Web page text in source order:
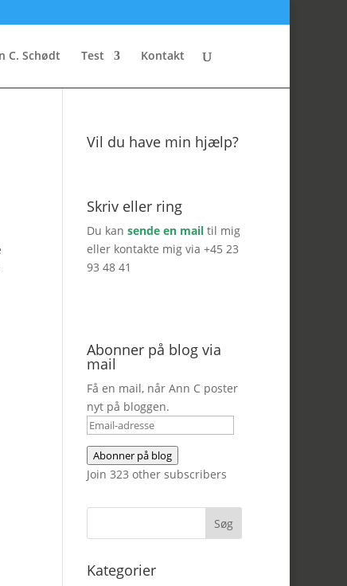
C. Schødt Test Kontakt
Vil du have min hjælp?
Skriv eller ring
Du kan sende en mail til mig
eller kontakte mig via +45 23
93 48 41
Abonner på blog via
mail
Få en mail, når Ann C poster
nyt på bloggen.
Email-
adresse
Abonner på blog
Join 323 other subscribers
Kategorier